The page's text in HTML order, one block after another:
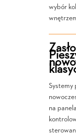
wybór
Systemy
na